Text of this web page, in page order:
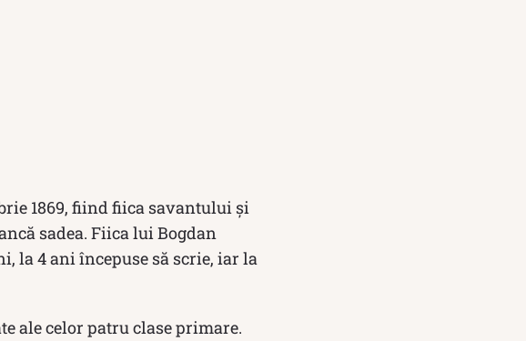
1869, fiind fiica savantului și
sadea. Fiica lui Bogdan
la 4 ani începuse să scrie, iar la
ale celor patru clase primare.